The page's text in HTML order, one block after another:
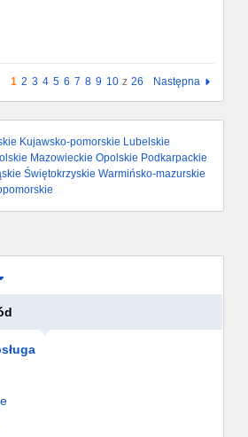
1 2 3 4 5 6 7 8 9 10 z 26 Następna
Kujawsko-pomorskie Lubelskie
Mazowieckie Opolskie Podkarpackie
Świętokrzyskie Warmińsko-mazurskie